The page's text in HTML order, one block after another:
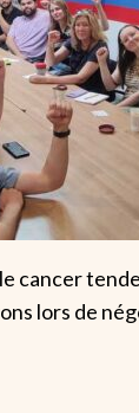
cancer
lors de